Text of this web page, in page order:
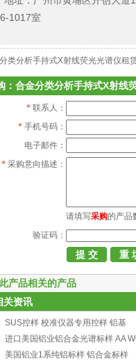
1017室
类分析手持式X射线荧光光谱仪租
：合金分类分析手持式X射线
* 联系人：
* 手机号码：
电子邮件：
* 采购意向描述：
请填写采购的产品
验证码：
产品相关的产品
关资讯
SUS控样 校准仪器专用控样 铝基
进口美国铝业铝合金光谱标样 AA
美国铝业1系纯铝标样 铝合金标样